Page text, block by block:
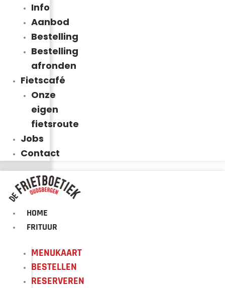
Info
Aanbod
Bestelling
Bestelling
afronden
Fietscafé
Onze
eigen
fietsroute
Jobs
Contact
HOME
FRITUUR
MENUKAART
BESTELLEN
RESERVEREN